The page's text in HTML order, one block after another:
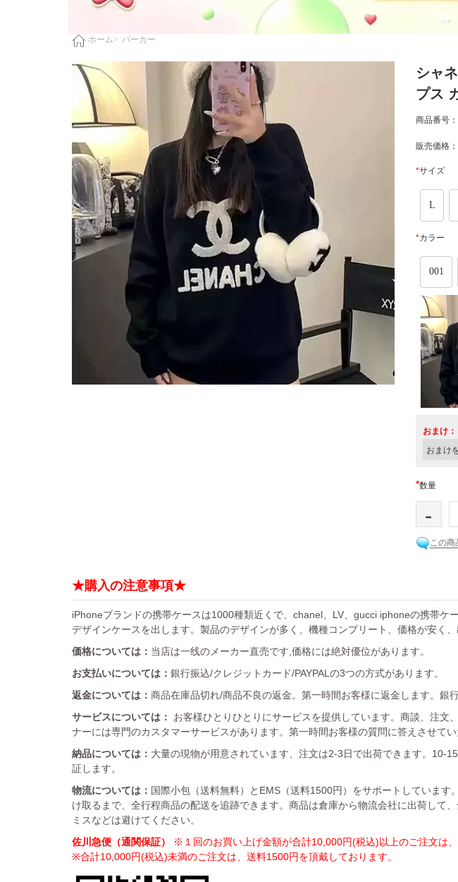
ホーム> パーカー
シャ
プス
商品番号：
販売価格：
*サイズ
L
*カラー
001
おまけ：
*数量
-
この商
★購入の注意事項★
iPhoneブランドの携帯ケースは1000種類近くで、chanel、LV、gucci iphoneの携帯
デザインケースを出します。製品のデザインが多く、機種コンプリート、価格が安く
価格については： 当店は一线のメーカー直売です,価格には絶対優位があります。
お支払いについては： 銀行振込/クレジットカード/PAYPALの3つの方式があります。
返金については： 商品在庫品切れ/商品不良の返金。第一時間お客様に返金します。銀
サービスについては：
お客様ひとりひとりにサービスを提供しています。商談、注文
ナーには専門のカスタマーサービスがあります。第一時間お客様の質問に答えさせてい
納品については： 大量の現物が用意されています、注文は2-3日で出荷できます。10-
証します。
物流については： 国際小包（送料無料）とEMS（送料1500円）をサポートしていま
け取るまで、全行程商品の配送を追跡できます。商品は倉庫から物流会社に出荷して
ミスなどは避けてください。
佐川急便（通関保証）
※１回のお買い上げ金額が合計10,000円(税込)以上のご注文は、
※合計10,000円(税込)未満のご注文は、送料1500円を頂戴しております。